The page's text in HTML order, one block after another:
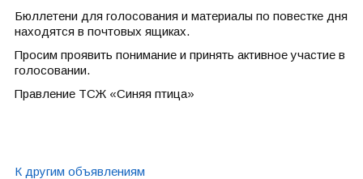
Бюллетени для голосования и материалы по повестке дня
находятся в почтовых ящиках.
Просим проявить понимание и принять активное участие в
голосовании.
Правление ТСЖ «Синяя птица»
К другим объявлениям